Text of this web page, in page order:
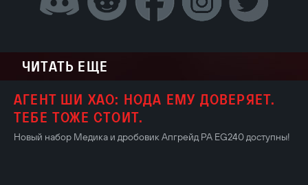
ЧИТАТЬ ЕЩЕ
АГЕНТ ШИ ХАО: НОДА ЕМУ ДОВЕРЯЕТ.
ТЕБЕ ТОЖЕ СТОИТ.
Новый набор Медика и дробовик Апгрейд PA EG240 доступны!